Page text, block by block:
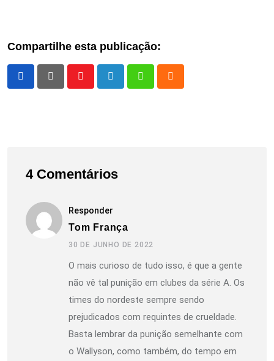
Compartilhe esta publicação:
4 Comentários
Responder
Tom França
30 DE JUNHO DE 2022
O mais curioso de tudo isso, é que a gente
não vê tal punição em clubes da série A. Os
times do nordeste sempre sendo
prejudicados com requintes de crueldade.
Basta lembrar da punição semelhante com
o Wallyson, como também, do tempo em